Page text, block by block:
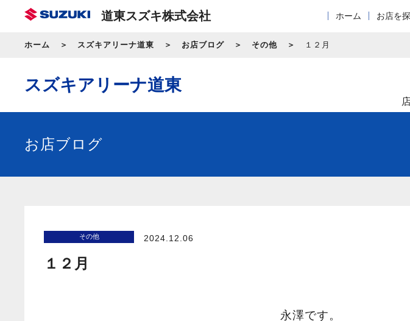
道東スズキ株式会社 ホーム お店を
ホーム スズキアリーナ道東 お店ブログ その他 １２月
スズキアリーナ道東
お店ブログ
その他 2024.12.06
１２月
永澤です。